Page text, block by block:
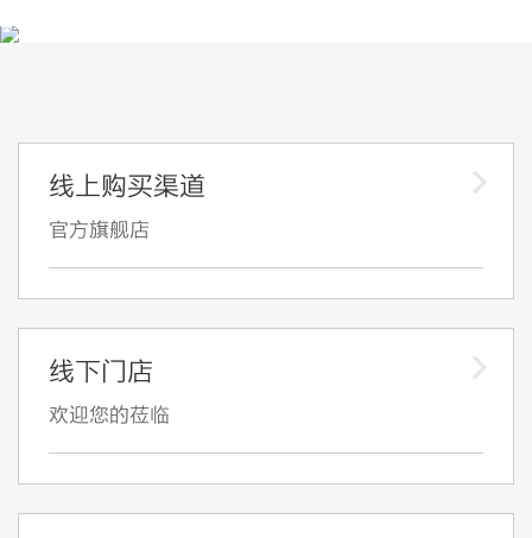
线上购买渠道
官方旗舰店
线下门店
欢迎您的莅临